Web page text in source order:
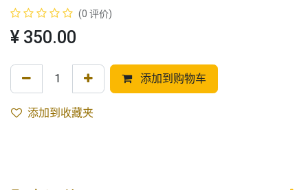
(0 评价)
¥ 350.00
添加到购物车
添加到收藏夹